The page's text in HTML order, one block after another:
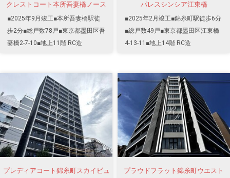
クレストコート本所吾妻橋ノース
■2025年9月竣工■本所吾妻橋駅徒
歩2分■総戸数78戸■東京都墨田区吾
妻橋2-7-10■地上11階 RC造
パレスシンシア江東橋
■2025年2月竣工■錦糸町駅徒歩6分
■総戸数49戸■東京都墨田区江東橋
4-13-11■地上14階 RC造
プレディアコート錦糸町スカイビュ プラウドフラット錦糸町ウエスト